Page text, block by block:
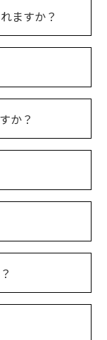
ますか？
か？